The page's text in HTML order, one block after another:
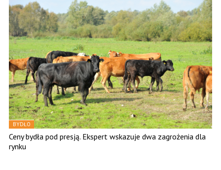
BYDŁO
Ceny bydła pod presją. Ekspert wskazuje dwa zagrożenia dla
rynku